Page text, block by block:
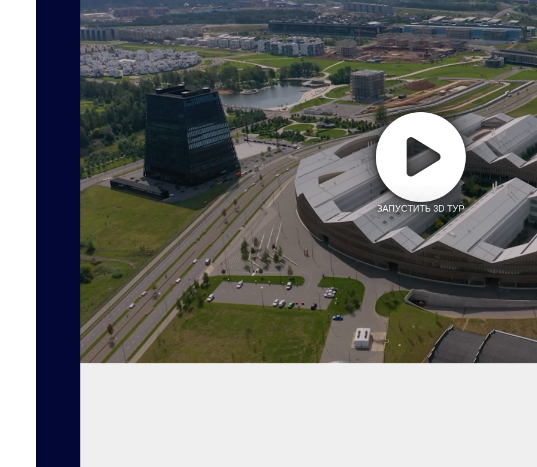
ЗАПУСТИТЬ 3D ТУР
Заказать тур